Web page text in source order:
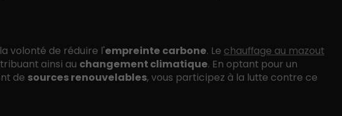
volonté de réduire l'empreinte carbone. Le chauffage au mazout
ainsi au changement climatique. En optant pour un
de sources renouvelables, vous participez à la lutte contre ce